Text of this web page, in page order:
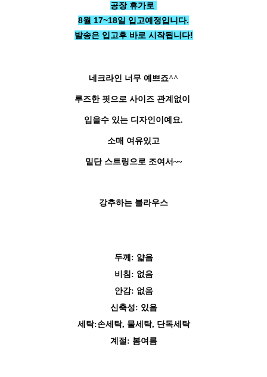
페이코 ID로 페
PAYCO 바로구매
공장 휴가로
8월 17~18일 입고예정입니다.
발송은 입고후 바로 시작됩니다!
네크라인 너무 예쁘죠^^
루즈한 핏으로 사이즈 관계없이
입을수 있는 디자인이예요.
소매 여유있고
밑단 스트링으로 조여서~~
강추하는 블라우스
두께 : 얇음
비침: 없음
안감: 없음
신축성: 있음
세탁:손세탁, 물세탁, 단독세 탁
계절: 봄여름